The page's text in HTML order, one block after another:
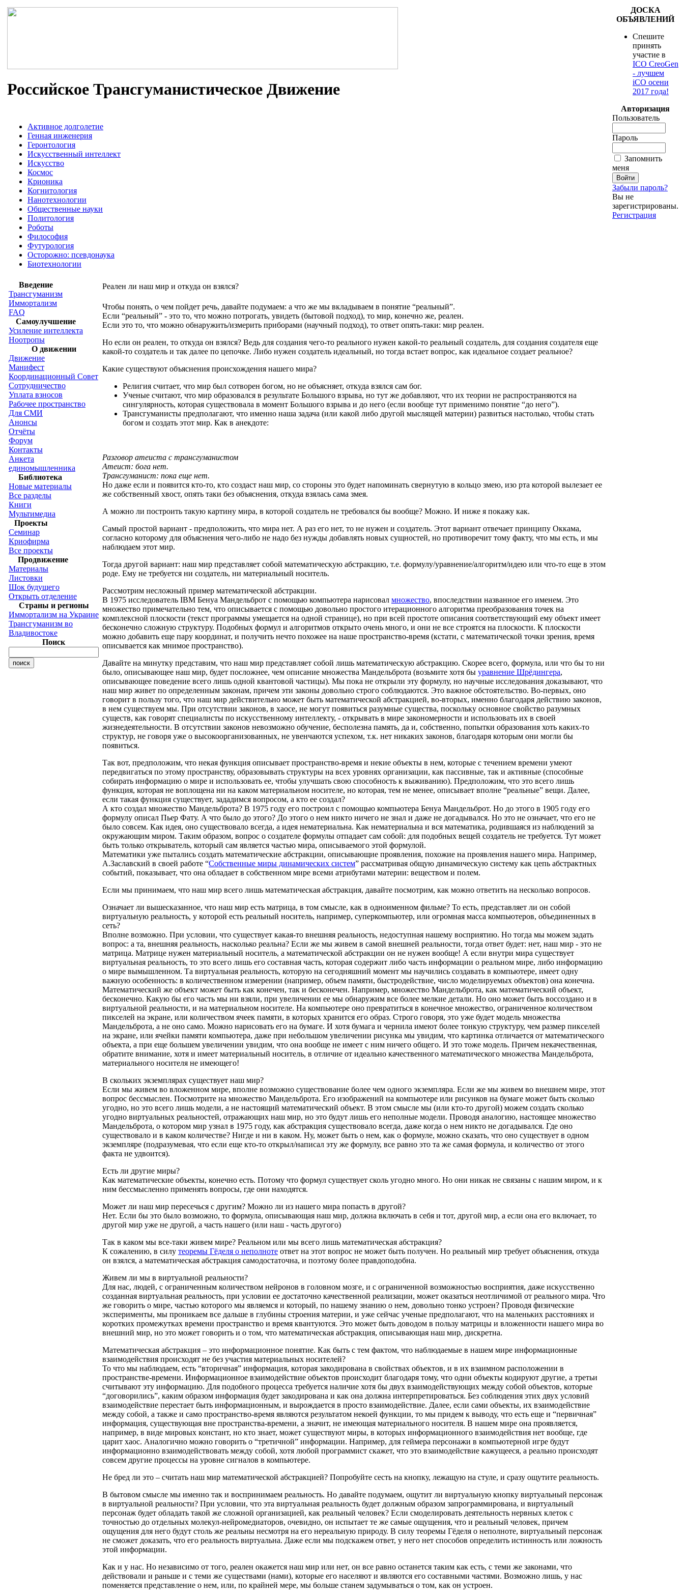
Российское Трансгуманистическое Движение
Активное долголетие
Генная инженерия
Геронтология
Искусственный интеллект
Искусство
Космос
Крионика
Когнитология
Нанотехнологии
Общественные науки
Политология
Роботы
Философия
Футурология
Осторожно: псевдонаука
Биотехнологии
Введение
Трансгуманизм
Иммортализм
FAQ
Самоулучшение
Усиление интеллекта
Ноотропы
О движении
Движение
Манифест
Координационный Совет
Сотрудничество
Уплата взносов
Рабочее пространство
Для СМИ
Анонсы
Отчёты
Форум
Контакты
Анкета
единомышленника
Библиотека
Новые материалы
Все разделы
Книги
Мультимедиа
Проекты
Семинар
Криофирма
Все проекты
Продвижение
Материалы
Листовки
Шок будущего
Открыть отделение
Страны и регионы
Иммортализм на Украине
Трансгуманизм во
Владивостоке
Поиск
Реален ли наш мир и откуда он взялся?
Чтобы понять, о чем пойдет речь, давайте подумаем: а что же мы вкладываем в понятие “реальный”.
Если “реальный” - это то, что можно потрогать, увидеть (бытовой подход), то мир, конечно же, реален.
Если это то, что можно обнаружить/измерить приборами (научный подход), то ответ опять-таки: мир реален.
Но если он реален, то откуда он взялся? Ведь для создания чего-то реального нужен какой-то реальный создатель, для создания создателя еще
какой-то создатель и так далее по цепочке. Либо нужен создатель идеальный, но тогда встает вопрос, как идеальное создает реальное?
Какие существуют объяснения происхождения нашего мира?
Религия считает, что мир был сотворен богом, но не объясняет, откуда взялся сам бог.
Ученые считают, что мир образовался в результате Большого взрыва, но тут же добавляют, что их теории не распространяются на
сингулярность, которая существовала в момент Большого взрыва и до него (если вообще тут применимо понятие “до него”).
Трансгуманисты предполагают, что именно наша задача (или какой либо другой мыслящей материи) развиться настолько, чтобы стать
богом и создать этот мир. Как в анекдоте:
Разговор атеиста с трансгуманистом
Атеист: бога нет.
Трансгуманист: пока еще нет.
Но даже если и появится кто-то, кто создаст наш мир, со стороны это будет напоминать свернутую в кольцо змею, изо рта которой вылезает ее
же собственный хвост, опять таки без объяснения, откуда взялась сама змея.
А можно ли построить такую картину мира, в которой создатель не требовался бы вообще? Можно. И ниже я покажу как.
Самый простой вариант - предположить, что мира нет. А раз его нет, то не нужен и создатель. Этот вариант отвечает принципу Оккама,
согласно которому для объяснения чего-либо не надо без нужды добавлять новых сущностей, но противоречит тому факту, что мы есть, и мы
наблюдаем этот мир.
Тогда другой вариант: наш мир представляет собой математическую абстракцию, т.е. формулу/уравнение/алгоритм/идею или что-то еще в этом
роде. Ему не требуется ни создатель, ни материальный носитель.
Рассмотрим несложный пример математической абстракции.
В 1975 исследователь IBM Бенуа Мандельброт с помощью компьютера нарисовал множество, впоследствии названное его именем. Это
множество примечательно тем, что описывается с помощью довольно простого итерационного алгоритма преобразования точек на
комплексной плоскости (текст программы умещается на одной странице), но при всей простоте описания соответствующий ему объект имеет
бесконечно сложную структуру. Подобных формул и алгоритмов открыто очень много, и они не все строятся на плоскости. К плоскости
можно добавить еще пару координат, и получить нечто похожее на наше пространство-время (кстати, с математической точки зрения, время
описывается как мнимое пространство).
Давайте на минутку представим, что наш мир представляет собой лишь математическую абстракцию. Скорее всего, формула, или что бы то ни
было, описывающее наш мир, будет посложнее, чем описание множества Мандельброта (возьмите хотя бы уравнение Шрёдингера,
описывающее поведение всего лишь одной квантовой частицы). Мы пока не открыли эту формулу, но научные исследования доказывают, что
наш мир живет по определенным законам, причем эти законы довольно строго соблюдаются. Это важное обстоятельство. Во-первых, оно
говорит в пользу того, что наш мир действительно может быть математической абстракцией, во-вторых, именно благодаря действию законов,
в нем существуем мы. При отсутствии законов, в хаосе, не могут появиться разумные существа, поскольку основное свойство разумных
существ, как говорят специалисты по искусственному интеллекту, - открывать в мире закономерности и использовать их в своей
жизнедеятельности. В отсутствии законов невозможно обучение, бесполезна память, да и, собственно, попытки образования хоть каких-то
структур, не говоря уже о высокоорганизованных, не увенчаются успехом, т.к. нет никаких законов, благодаря которым они могли бы
появиться.
Так вот, предположим, что некая функция описывает пространство-время и некие объекты в нем, которые с течением времени умеют
передвигаться по этому пространству, образовывать структуры на всех уровнях организации, как пассивные, так и активные (способные
собирать информацию о мире и использовать ее, чтобы улучшать свою способность к выживанию). Предположим, что это всего лишь
функция, которая не воплощена ни на каком материальном носителе, но которая, тем не менее, описывает вполне “реальные” вещи. Далее,
если такая функция существует, зададимся вопросом, а кто ее создал?
А кто создал множество Мандельброта? В 1975 году его построил с помощью компьютера Бенуа Мандельброт. Но до этого в 1905 году его
формулу описал Пьер Фату. А что было до этого? До этого о нем никто ничего не знал и даже не догадывался. Но это не означает, что его не
было совсем. Как идея, оно существовало всегда, а идея нематериальна. Как нематериальна и вся математика, родившаяся из наблюдений за
окружающим миром. Таким образом, вопрос о создателе формулы отпадает сам собой: для подобных вещей создатель не требуется. Тут может
быть только открыватель, который сам является частью мира, описываемого этой формулой.
Математики уже пытались создать математические абстракции, описывающие проявления, похожие на проявления нашего мира. Например,
А.Заславский в своей работе “Собственные миры динамических систем” рассматривая общую динамическую систему как цепь абстрактных
событий, показывает, что она обладает в собственном мире всеми атрибутами материи: веществом и полем.
Если мы принимаем, что наш мир всего лишь математическая абстракция, давайте посмотрим, как можно ответить на несколько вопросов.
Означает ли вышесказанное, что наш мир есть матрица, в том смысле, как в одноименном фильме? То есть, представляет ли он собой
виртуальную реальность, у которой есть реальный носитель, например, суперкомпьютер, или огромная масса компьютеров, объединенных в
сеть?
Вполне возможно. При условии, что существует какая-то внешняя реальность, недоступная нашему восприятию. Но тогда мы можем задать
вопрос: а та, внешняя реальность, насколько реальна? Если же мы живем в самой внешней реальности, тогда ответ будет: нет, наш мир - это не
матрица. Матрице нужен материальный носитель, а математической абстракции он не нужен вообще! А если внутри мира существует
виртуальная реальность, то это всего лишь его составная часть, которая содержит либо часть информации о реальном мире, либо информацию
о мире вымышленном. Та виртуальная реальность, которую на сегодняшний момент мы научились создавать в компьютере, имеет одну
важную особенность: в количественном измерении (например, объем памяти, быстродействие, число моделируемых объектов) она конечна.
Математический же объект может быть как конечен, так и бесконечен. Например, множество Мандельброта, как математический объект,
бесконечно. Какую бы его часть мы ни взяли, при увеличении ее мы обнаружим все более мелкие детали. Но оно может быть воссоздано и в
виртуальной реальности, и на материальном носителе. На компьютере оно превратиться в конечное множество, ограниченное количеством
пикселей на экране, или количеством ячеек памяти, в которых хранится его образ. Строго говоря, это уже будет модель множества
Мандельброта, а не оно само. Можно нарисовать его на бумаге. И хотя бумага и чернила имеют более тонкую структуру, чем размер пикселей
на экране, или ячейки памяти компьютера, даже при небольшом увеличении рисунка мы увидим, что картинка отличается от математического
объекта, а при еще большем увеличении увидим, что она вообще не имеет с ним ничего общего. И это тоже модель. Причем некачественная,
обратите внимание, хотя и имеет материальный носитель, в отличие от идеально качественного математического множества Мандельброта,
материального носителя не имеющего!
В скольких экземплярах существует наш мир?
Если мы живем во вложенном мире, вполне возможно существование более чем одного экземпляра. Если же мы живем во внешнем мире, этот
вопрос бессмыслен. Посмотрите на множество Мандельброта. Его изображений на компьютере или рисунков на бумаге может быть сколько
угодно, но это всего лишь модели, а не настоящий математический объект. В этом смысле мы (или кто-то другой) можем создать сколько
угодно виртуальных реальностей, отражающих наш мир, но это будут лишь его неполные модели. Проводя аналогию, настоящее множество
Мандельброта, о котором мир узнал в 1975 году, как абстракция существовало всегда, даже когда о нем никто не догадывался. Где оно
существовало и в каком количестве? Нигде и ни в каком. Ну, может быть о нем, как о формуле, можно сказать, что оно существует в одном
экземпляре (подразумевая, что если еще кто-то открыл/написал эту же формулу, все равно это та же самая формула, и количество от этого
факта не удвоится).
Есть ли другие миры?
Как математические объекты, конечно есть. Потому что формул существует сколь угодно много. Но они никак не связаны с нашим миром, и к
ним бессмысленно применять вопросы, где они находятся.
Может ли наш мир пересечься с другим? Можно ли из нашего мира попасть в другой?
Нет. Если бы это было возможно, то формула, описывающая наш мир, должна включать в себя и тот, другой мир, а если она его включает, то
другой мир уже не другой, а часть нашего (или наш - часть другого)
Так в каком мы все-таки живем мире? Реальном или мы всего лишь математическая абстракция?
К сожалению, в силу теоремы Гёделя о неполноте ответ на этот вопрос не может быть получен. Но реальный мир требует объяснения, откуда
он взялся, а математическая абстракция самодостаточна, и поэтому более правдоподобна.
Живем ли мы в виртуальной реальности?
Для нас, людей, с ограниченным количеством нейронов в головном мозге, и с ограниченной возможностью восприятия, даже искусственно
созданная виртуальная реальность, при условии ее достаточно качественной реализации, может оказаться неотличимой от реального мира. Что
же говорить о мире, частью которого мы являемся и который, по нашему знанию о нем, довольно тонко устроен? Проводя физические
эксперименты, мы проникаем все дальше в глубины строения материи, и уже сейчас ученые предполагают, что на маленьких расстояниях и
коротких промежутках времени пространство и время квантуются. Это может быть доводом в пользу матрицы и вложенности нашего мира во
внешний мир, но это может говорить и о том, что математическая абстракция, описывающая наш мир, дискретна.
Математическая абстракция – это информационное понятие. Как быть с тем фактом, что наблюдаемые в нашем мире информационные
взаимодействия происходят не без участия материальных носителей?
То что мы наблюдаем, есть “вторичная” информация, которая закодирована в свойствах объектов, и в их взаимном расположении в
пространстве-времени. Информационное взаимодействие объектов происходит благодаря тому, что одни объекты кодируют другие, а третьи
считывают эту информацию. Для подобного процесса требуется наличие хотя бы двух взаимодействующих между собой объектов, которые
“договорились”, каким образом информация будет закодирована и как она должна интерпретироваться. Без соблюдения этих двух условий
взаимодействие перестает быть информационным, и вырождается в просто взаимодействие. Далее, если сами объекты, их взаимодействие
между собой, а также и само пространство-время являются результатом некоей функции, то мы придем к выводу, что есть еще и “первичная”
информация, существующая вне пространства-времени, а значит, не имеющая материального носителя. В нашем мире она проявляется,
например, в виде мировых констант, но кто знает, может существуют миры, в которых информационного взаимодействия нет вообще, где
царит хаос. Аналогично можно говорить о “третичной” информации. Например, для геймера персонажи в компьютерной игре будут
информационно взаимодействовать между собой, хотя любой программист скажет, что это взаимодействие кажущееся, а реально происходят
совсем другие процессы на уровне сигналов в компьютере.
Не бред ли это – считать наш мир математической абстракцией? Попробуйте сесть на кнопку, лежащую на стуле, и сразу ощутите реальность.
В бытовом смысле мы именно так и воспринимаем реальность. Но давайте подумаем, ощутит ли виртуальную кнопку виртуальный персонаж
в виртуальной реальности? При условии, что эта виртуальная реальность будет должным образом запрограммирована, и виртуальный
персонаж будет обладать такой же сложной организацией, как реальный человек? Если смоделировать деятельность нервных клеток с
точностью до отдельных молекул-нейромедиаторов, очевидно, он испытает те же самые ощущения, что и реальный человек, причем
ощущения для него будут столь же реальны несмотря на его нереальную природу. В силу теоремы Гёделя о неполноте, виртуальный персонаж
не сможет доказать, что его реальность виртуальна. Даже если мы подскажем ответ, у него нет способов определить истинность или ложность
этой информации.
Как и у нас. Но независимо от того, реален окажется наш мир или нет, он все равно останется таким как есть, с теми же законами, что
действовали и раньше и с теми же существами (нами), которые его населяют и являются его составными частями. Возможно лишь, у нас
поменяется представление о нем, или, по крайней мере, мы больше станем задумываться о том, как он устроен.
ДОСКА
ОБЪЯВЛЕНИЙ
Спешите
принять
участие в
ICO CreoGen
- лучшем
iCO осени
2017 года!
Авторизация
Пользователь
Пароль
Запомнить
меня
Забыли пароль?
Вы не
зарегистрированы.
Регистрация